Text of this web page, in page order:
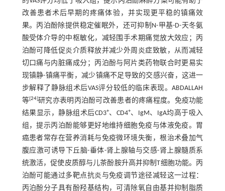
改善患者术后早期的疼痛体验，并实现更平稳的镇痛效
果。丙泊酚除提供稳定催眠外，还可抑制N-甲基-D-天冬氨
酸受体介导的中枢敏化，减轻围手术期痛觉放大效应；丙
泊酚可降低促炎介质释放并减少外周炎症致敏，从而减轻
切口痛与内脏痛成分；丙泊酚与阿片类药物联合时更易实
现镇静-镇痛平衡，减少镇痛不足导致的交感兴奋，这进一
步解释了静脉组术后VAS评分较低的临床表现。ABDALLAH
等[24]研究亦表明丙泊酚可改善患者的疼痛程度。免疫功能
结果显示，静脉组术后CD3+、CD4+、IgM、IgA均高于吸入
组，提示丙泊酚能够更好地维持细胞免疫与体液免疫。胃
癌患者常存在营养消耗与免疫微环境失衡，根治术叠加气
腹应激可诱导下丘脑-垂体-肾上腺轴与交感-肾上腺髓质系
统激活，促使皮质醇与儿茶酚胺升高并抑制T细胞功能。丙
泊酚可能通过多靶点抗炎与免疫调节途径减轻这一过程：
丙泊酚分子具有酚羟基结构，可清除氧自由基并抑制脂质